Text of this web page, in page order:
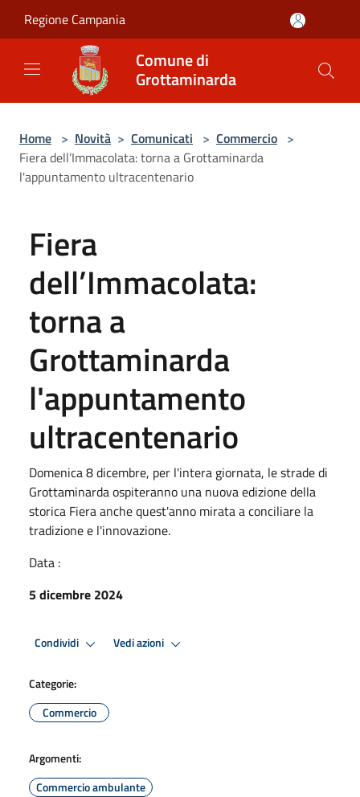
Regione Campania
Comune di
Grottaminarda
Home > Novità > Comunicati > Commercio >
Fiera dell’Immacolata: torna a Grottaminarda
l'appuntamento ultracentenario
Fiera
dell’Immacolata:
torna a
Grottaminarda
l'appuntamento
ultracentenario
Domenica 8 dicembre, per l'intera giornata, le strade di
Grottaminarda ospiteranno una nuova edizione della
storica Fiera anche quest'anno mirata a conciliare la
tradizione e l'innovazione.
Data :
5 dicembre 2024
Condividi Vedi azioni
Categorie:
Commercio
Argomenti:
Commercio ambulante